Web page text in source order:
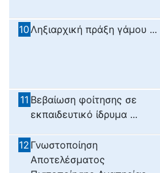
10 Ληξιαρχική πράξη γάμου ...
11 Βεβαίωση φοίτησης σε
εκπαιδευτικό ίδρυμα ...
12 Γνωστοποίηση
Αποτελέσματος